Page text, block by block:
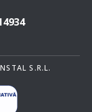
S.R.L.